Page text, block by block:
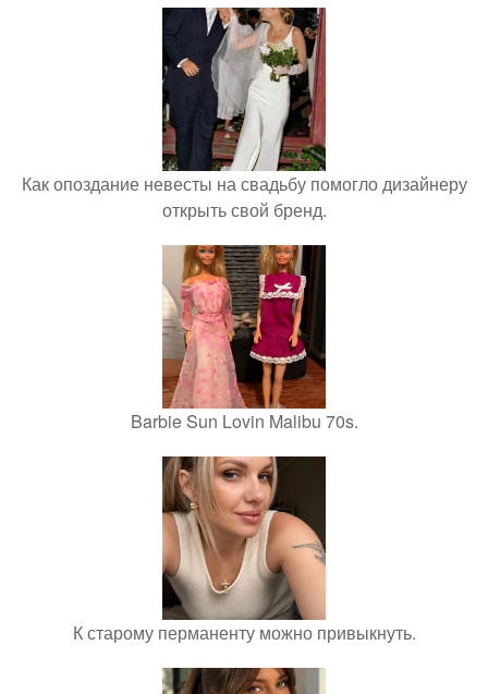
Как опоздание невесты на свадьбу помогло дизайнеру
открыть свой бренд.
Barbie Sun Lovin Malibu 70s.
К старому перманенту можно привыкнуть.